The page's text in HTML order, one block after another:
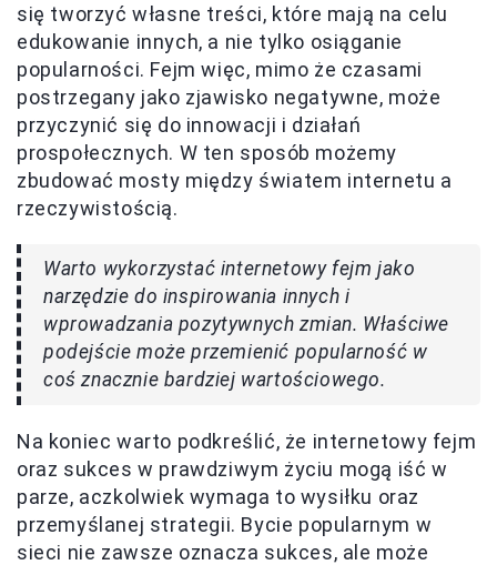
się tworzyć własne treści, które mają na celu
edukowanie innych, a nie tylko osiąganie
popularności. Fejm więc, mimo że czasami
postrzegany jako zjawisko negatywne, może
przyczynić się do innowacji i działań
prospołecznych. W ten sposób możemy
zbudować mosty między światem internetu a
rzeczywistością.
Warto wykorzystać internetowy fejm jako
narzędzie do inspirowania innych i
wprowadzania pozytywnych zmian. Właściwe
podejście może przemienić popularność w
coś znacznie bardziej wartościowego.
Na koniec warto podkreślić, że internetowy fejm
oraz sukces w prawdziwym życiu mogą iść w
parze, aczkolwiek wymaga to wysiłku oraz
przemyślanej strategii. Bycie popularnym w
sieci nie zawsze oznacza sukces, ale może